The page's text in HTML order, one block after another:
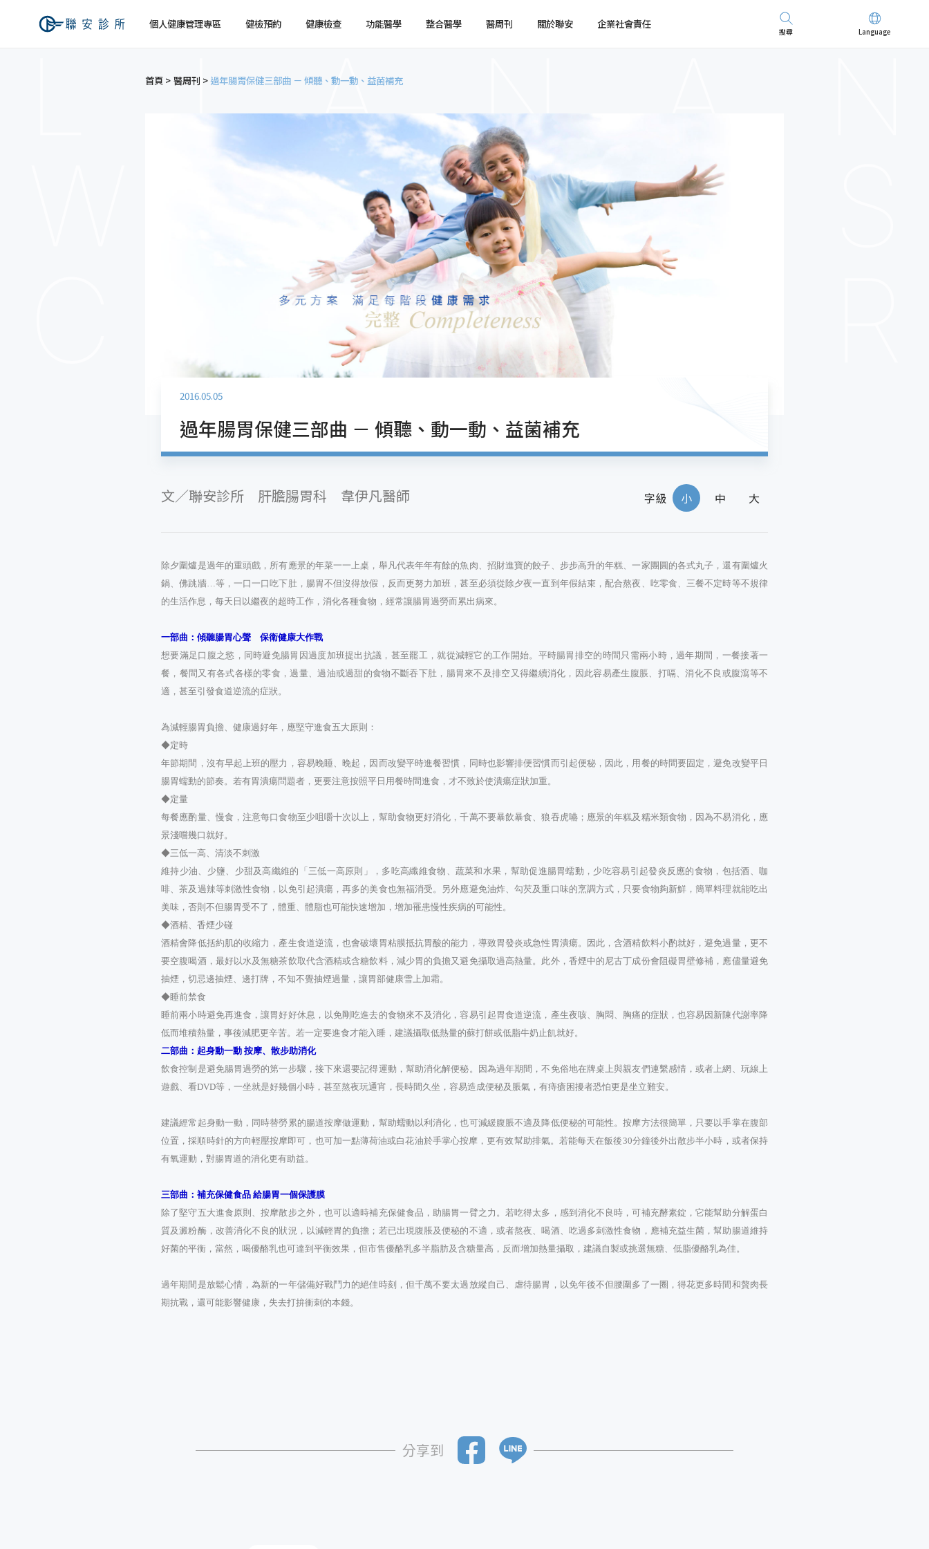
個人健康管理專區 健檢預約
健檢預約 個人健檢預約 企業健檢預約
健康檢查
健康檢查 個人健檢服務 企業健檢服務
功能醫學 整合醫學 醫周刊 關於聯安
關於聯安 經營理念 服務特色 最新消息
交通資訊 環境介紹 企業集團
企業社會責任
搜尋 Language
首頁 醫周刊 過年腸胃保健三部曲 － 傾聽、動一動、益菌補充
2016.05.05
過年腸胃保健三部曲 － 傾聽、動一動、益菌補充
文／聯安診所 肝膽腸胃科 韋伊凡醫師 字級 小 中 大
除夕圍爐是過年的重頭戲，所有應景的年菜一一上桌，舉凡代表年年有餘的魚肉、招財進寶的餃子、步步高升的年糕、一家團圓的各式丸子，還有圍爐火
鍋、佛跳牆…等，一口一口吃下肚，腸胃不但沒得放假，反而更努力加班，甚至必須從除夕夜一直到年假結束，配合熬夜、吃零食、三餐不定時等不規律
的生活作息，每天日以繼夜的超時工作，消化各種食物，經常讓腸胃過勞而累出病來。
一部曲：傾聽腸胃心聲 保衛健康大作戰
想要滿足口腹之慾，同時避免腸胃因過度加班提出抗議，甚至罷工，就從減輕它的工作開始。平時腸胃排空的時間只需兩小時，過年期間，一餐接著一
餐，餐間又有各式各樣的零食，過量、過油或過甜的食物不斷吞下肚，腸胃來不及排空又得繼續消化，因此容易產生腹脹、打嗝、消化不良或腹瀉等不
適，甚至引發食道逆流的症狀。
為減輕腸胃負擔、健康過好年，應堅守進食五大原則：
◆定時
年節期間，沒有早起上班的壓力，容易晚睡、晚起，因而改變平時進餐習慣，同時也影響排便習慣而引起便秘，因此，用餐的時間要固定，避免改變平日
腸胃蠕動的節奏。若有胃潰瘍問題者，更要注意按照平日用餐時間進食，才不致於使潰瘍症狀加重。
◆定量
每餐應酌量、慢食，注意每口食物至少咀嚼十次以上，幫助食物更好消化，千萬不要暴飲暴食、狼吞虎嚥；應景的年糕及糯米類食物，因為不易消化，應
景淺嚐幾口就好。
◆三低一高、清淡不刺激
維持少油、少鹽、少甜及高纖維的「三低一高原則」，多吃高纖維食物、蔬菜和水果，幫助促進腸胃蠕動，少吃容易引起發炎反應的食物，包括酒、咖
啡、茶及過辣等刺激性食物，以免引起潰瘍，再多的美食也無福消受。另外應避免油炸、勾芡及重口味的烹調方式，只要食物夠新鮮，簡單料理就能吃出
美味，否則不但腸胃受不了，體重、體脂也可能快速增加，增加罹患慢性疾病的可能性。
◆酒精、香煙少碰
酒精會降低括約肌的收縮力，產生食道逆流，也會破壞胃粘膜抵抗胃酸的能力，導致胃發炎或急性胃潰瘍。因此，含酒精飲料小酌就好，避免過量，更不
要空腹喝酒，最好以水及無糖茶飲取代含酒精或含糖飲料，減少胃的負擔又避免攝取過高熱量。此外，香煙中的尼古丁成份會阻礙胃壁修補，應儘量避免
抽煙，切忌邊抽煙、邊打牌，不知不覺抽煙過量，讓胃部健康雪上加霜。
◆睡前禁食
睡前兩小時避免再進食，讓胃好好休息，以免剛吃進去的食物來不及消化，容易引起胃食道逆流，產生夜咳、胸悶、胸痛的症狀，也容易因新陳代謝率降
低而堆積熱量，事後減肥更辛苦。若一定要進食才能入睡，建議攝取低熱量的蘇打餅或低脂牛奶止飢就好。
二部曲：起身動一動 按摩、散步助消化
飲食控制是避免腸胃過勞的第一步驟，接下來還要記得運動，幫助消化解便秘。因為過年期間，不免俗地在牌桌上與親友們連繫感情，或者上網、玩線上
遊戲、看DVD等，一坐就是好幾個小時，甚至熬夜玩通宵，長時間久坐，容易造成便秘及脹氣，有痔瘡困擾者恐怕更是坐立難安。
建議經常起身動一動，同時替勞累的腸道按摩做運動，幫助蠕動以利消化，也可減緩腹脹不適及降低便秘的可能性。按摩方法很簡單，只要以手掌在腹部
位置，採順時針的方向輕壓按摩即可，也可加一點薄荷油或白花油於手掌心按摩，更有效幫助排氣。若能每天在飯後30分鐘後外出散步半小時，或者保持
有氧運動，對腸胃道的消化更有助益。
三部曲：補充保健食品 給腸胃一個保護膜
除了堅守五大進食原則、按摩散步之外，也可以適時補充保健食品，助腸胃一臂之力。若吃得太多，感到消化不良時，可補充酵素錠，它能幫助分解蛋白
質及澱粉酶，改善消化不良的狀況，以減輕胃的負擔；若已出現腹脹及便秘的不適，或者熬夜、喝酒、吃過多刺激性食物，應補充益生菌，幫助腸道維持
好菌的平衡，當然，喝優酪乳也可達到平衡效果，但市售優酪乳多半脂肪及含糖量高，反而增加熱量攝取，建議自製或挑選無糖、低脂優酪乳為佳。
過年期間是放鬆心情，為新的一年儲備好戰鬥力的絕佳時刻，但千萬不要太過放縱自己、虐待腸胃，以免年後不但腰圍多了一圈，得花更多時間和贅肉長
期抗戰，還可能影響健康，失去打拚衝刺的本錢。
分享到